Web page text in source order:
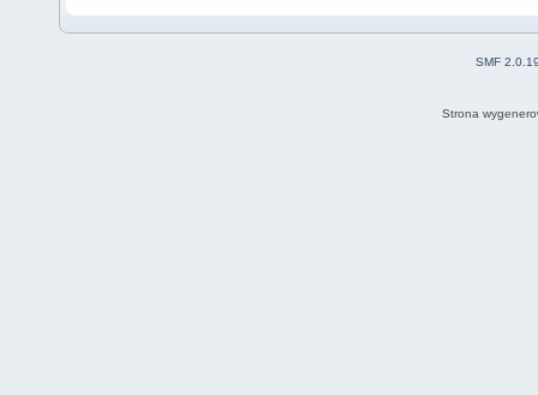
SMF
Strona